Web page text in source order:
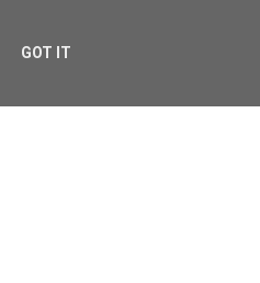
GOT IT